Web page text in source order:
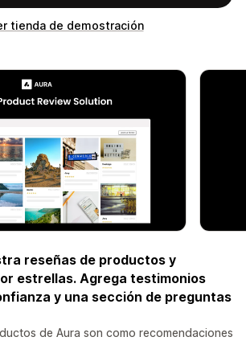
tienda de demostración
reseñas de productos y
estrellas. Agrega testimonios
y una sección de preguntas
de Aura son como recomendaciones